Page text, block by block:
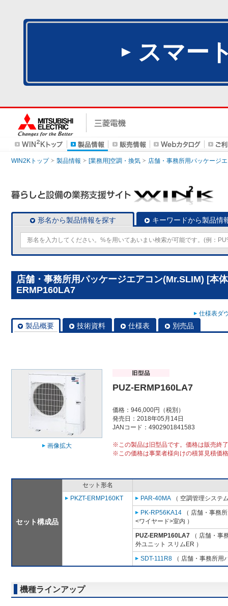
スマー
WIN2Kトップ 製品情報 [業務用]空調・換気 店舗・事務所用パッケージ
形名から製品情報を探す キーワードから製品情
店舗・事務所用パッケージエアコン(Mr.SLIM) [本
ERMP160LA7
仕様表ダ
製品概要 技術資料 仕様表 別売品
画像拡大
PUZ-ERMP160LA7
価格：946,000円（税別）
発売日：2018年05月14日
JANコード：4902901841583
※この製品は旧型品です。価格は販売終
※この価格は事業者様向けの積算見積価
セット構成品
セット形名
PKZT-ERMP160KT
PAR-40MA （ 空調管理システ
PK-RP56KA14 （ 店舗・事務
<ワイヤード>室内 ）
PUZ-ERMP160LA7 （ 店舗・事
外ユニット スリムER ）
SDT-111R8 （ 店舗・事務所用
機種ラインアップ